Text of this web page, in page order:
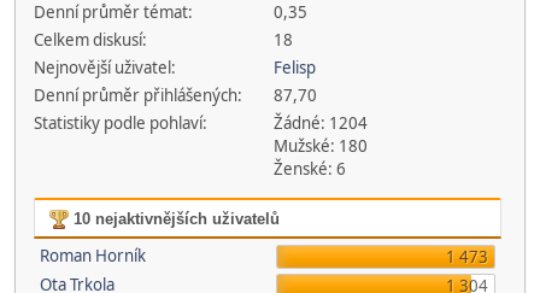
Denní průměr témat:
0,35
Celkem diskusí:
18
Nejnovější uživatel:
Felisp
Denní průměr přihlášených:
87,70
Statistiky podle pohlaví:
Žádné: 1204
Mužské: 180
Ženské: 6
10 nejaktivnějších uživatelů
Roman Horník
1 473
Ota Trkola
1 304